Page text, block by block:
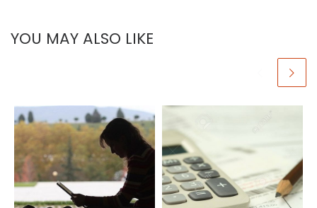
YOU MAY ALSO LIKE